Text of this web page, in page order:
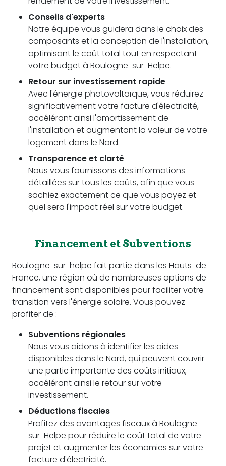
Conseils d'experts
Notre équipe vous guidera dans le choix des
composants et la conception de l'installation,
optimisant le coût total tout en respectant
votre budget à Boulogne-sur-Helpe.
Retour sur investissement rapide
Avec l'énergie photovoltaïque, vous réduirez
significativement votre facture d'électricité,
accélérant ainsi l'amortissement de
l'installation et augmentant la valeur de votre
logement dans le Nord.
Transparence et clarté
Nous vous fournissons des informations
détaillées sur tous les coûts, afin que vous
sachiez exactement ce que vous payez et
quel sera l'impact réel sur votre budget.
Financement et Subventions
Boulogne-sur-helpe fait partie dans les Hauts-de-
France, une région où de nombreuses options de
financement sont disponibles pour faciliter votre
transition vers l'énergie solaire. Vous pouvez
profiter de :
Subventions régionales
Nous vous aidons à identifier les aides
disponibles dans le Nord, qui peuvent couvrir
une partie importante des coûts initiaux,
accélérant ainsi le retour sur votre
investissement.
Déductions fiscales
Profitez des avantages fiscaux à Boulogne-
sur-Helpe pour réduire le coût total de votre
projet et augmenter les économies sur votre
facture d'électricité.